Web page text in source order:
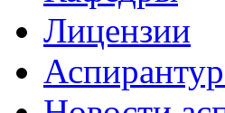
Лицензии